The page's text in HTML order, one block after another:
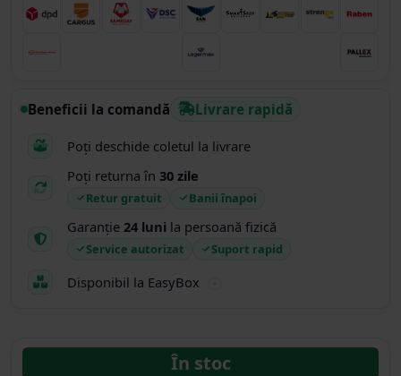
Beneficii la comandă Livrare rapidă
Poți deschide coletul la livrare
Poți returna în 30 zile
Retur gratuit Banii înapoi
Garanție 24 luni la persoană fizică
Service autorizat Suport rapid
Disponibil la EasyBox
În stoc